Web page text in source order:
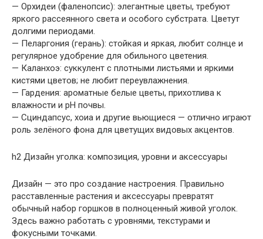
— Орхидеи (фаленопсис): элегантные цветы, требуют
яркого рассеянного света и особого субстрата. Цветут
долгими периодами.
— Пеларгония (герань): стойкая и яркая, любит солнце и
регулярное удобрение для обильного цветения.
— Каланхоэ: суккулент с плотными листьями и яркими
кистями цветов; не любит переувлажнения.
— Гардения: ароматные белые цветы, прихотлива к
влажности и pH почвы.
— Сциндапсус, хоиа и другие вьющиеся — отлично играют
роль зелёного фона для цветущих видовых акцентов.
h2 Дизайн уголка: композиция, уровни и аксессуары
Дизайн — это про создание настроения. Правильно
расставленные растения и аксессуары превратят
обычный набор горшков в полноценный живой уголок.
Здесь важно работать с уровнями, текстурами и
фокусными точками.